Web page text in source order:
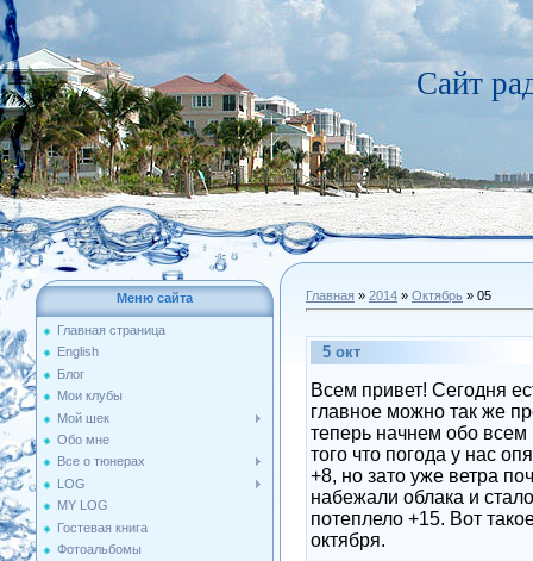
Сайт
Меню сайта
Главная страница
English
Блог
Мои клубы
Мой шек
Обо мне
Все о тюнерах
LOG
MY LOG
Гостевая книга
Фотоальбомы
Главная » 2014 » Октябрь » 05
5 окт
Всем привет! Сегодня
главное можно так же
теперь начнем обо
того что погода у нас
+8, но зато уже ветра
набежали облака и
потеплело +15. Вот
октября.